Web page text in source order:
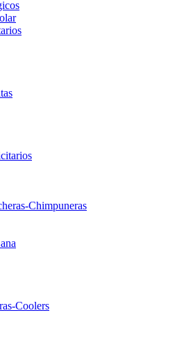
Chimpuneras
Coolers